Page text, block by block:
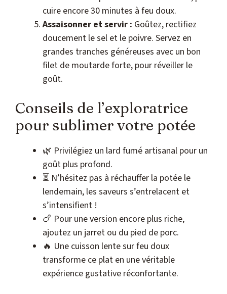
cuire encore 30 minutes à feu doux.
Assaisonner et servir : Goûtez, rectifiez
doucement le sel et le poivre. Servez en
grandes tranches généreuses avec un bon
filet de moutarde forte, pour réveiller le
goût.
Conseils de l’exploratrice
pour sublimer votre potée
🌿 Privilégiez un lard fumé artisanal pour un
goût plus profond.
⏳ N’hésitez pas à réchauffer la potée le
lendemain, les saveurs s’entrelacent et
s’intensifient !
🍗 Pour une version encore plus riche,
ajoutez un jarret ou du pied de porc.
🔥 Une cuisson lente sur feu doux
transforme ce plat en une véritable
expérience gustative réconfortante.